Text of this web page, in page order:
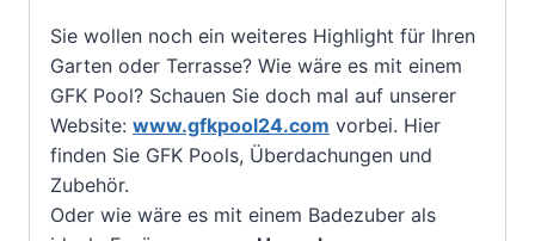
Sie wollen noch ein weiteres Highlight für Ihren
Garten oder Terrasse? Wie wäre es mit einem
GFK Pool? Schauen Sie doch mal auf unserer
Website: www.gfkpool24.com vorbei. Hier
finden Sie GFK Pools, Überdachungen und
Zubehör.
Oder wie wäre es mit einem Badezuber als